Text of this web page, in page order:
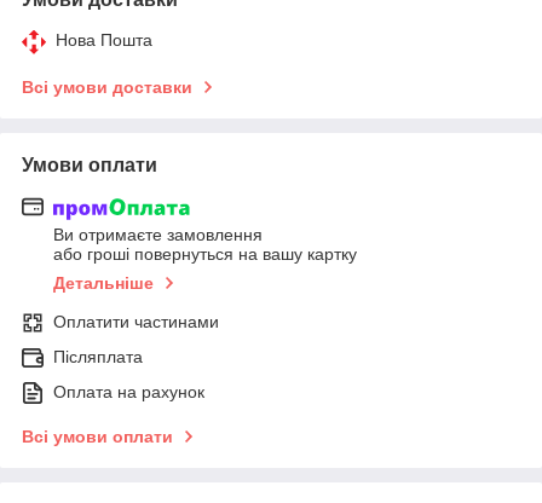
Нова Пошта
Всі умови доставки
Умови оплати
Ви отримаєте замовлення
або гроші повернуться на вашу картку
Детальніше
Оплатити частинами
Післяплата
Оплата на рахунок
Всі умови оплати